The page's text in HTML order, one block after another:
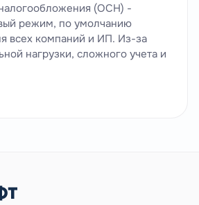
(ОСН) -
режим, по умолчанию
всех компаний и ИП. Из-за
нагрузки, сложного учета и